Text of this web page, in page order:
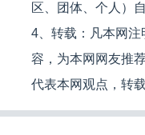
区、团体、个人）自
4、转载：凡本网注
容，为本网网友推
代表本网观点，转